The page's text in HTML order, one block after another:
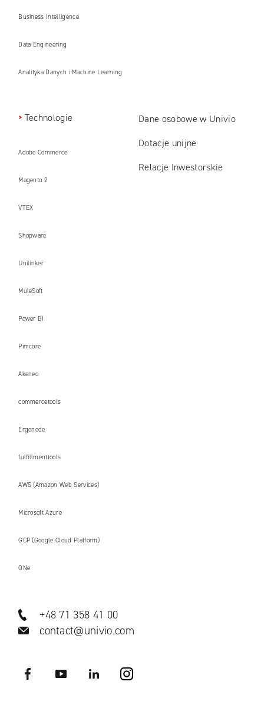
Business Intelligence
Data Engineering
Analityka Danych i Machine Learning
Technologie
Adobe Commerce
Magento 2
VTEX
Shopware
Unilinker
MuleSoft
Power BI
Pimcore
Akeneo
commercetools
Ergonode
fulfillmenttools
AWS (Amazon Web Services)
Microsoft Azure
GCP (Google Cloud Platform)
ONe
+48 71 358 41 00
contact@univio.com
Facebook YouTube LinkedIN
Dane osobowe w Univio
Dotacje unijne
Relacje Inwestorskie